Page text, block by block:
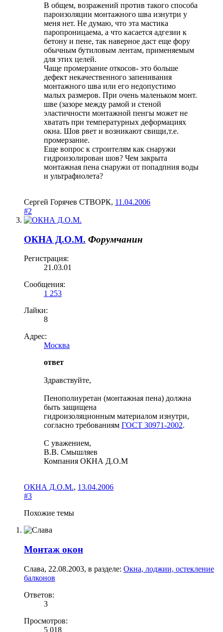
В общем, возражений против такого способа
пароизоляции монтажного шва изнутри у
меня нет. Не думаю, что эта мастика
паропроницаема, а что касается адгезии к
бетону и пене, так наверное даст еще фору
обычным бутиловым лентам, применяемым
для этих целей.
Чаще промерзание откосов- это больше
дефект некачественного запенивания
монтажного шва или его недопустимо
малых размеров. При очень маленьком монт.
шве (зазоре между рамой и стеной
эластичности монтажной пенгы может не
хватать при температурных деформациях
окна. Шов рвет и возникают свищи,т.е.
промерзание.
Еще вопрос к строителям как снаружи
гидроизолирован шов? Чем закрыта
монтажная пена снаружи от попадпния воды
и ультрафиолета?
Сергей Горячев СТВОРК, 11.04.2006
#2
ОКНА Д.О.М. Форумчанин
Регистрация:
21.03.01
Сообщения:
1 253
Лайки:
8
Адрес:
Москва
ответ
Здравствуйте,
Пенополиуретан (монтажная пена) должна
быть защищена
гидроизоляционным материалом изнутри,
согласно требованиям ГОСТ 30971-2002.
С уважением,
В.В. Смышляев
Компания ОКНА Д.О.М
ОКНА Д.О.М., 13.04.2006
#3
Похожие темы
Монтаж окон
Слава, 22.08.2003, в разделе: Окна, лоджии, остекление
балконов
Ответов:
3
Просмотров:
5 018